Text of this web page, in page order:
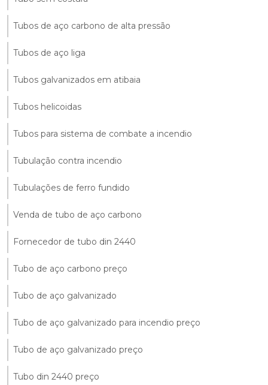
Tubos de aço carbono de alta pressão
Tubos de aço liga
Tubos galvanizados em atibaia
Tubos helicoidas
Tubos para sistema de combate a incendio
Tubulação contra incendio
Tubulações de ferro fundido
Venda de tubo de aço carbono
Fornecedor de tubo din 2440
Tubo de aço carbono preço
Tubo de aço galvanizado
Tubo de aço galvanizado para incendio preço
Tubo de aço galvanizado preço
Tubo din 2440 preço